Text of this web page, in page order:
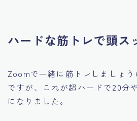
ハードな筋トレで頭ス
Zoomで一緒に筋トレしましょ
ですが、これが超ハードで20分
になりました。